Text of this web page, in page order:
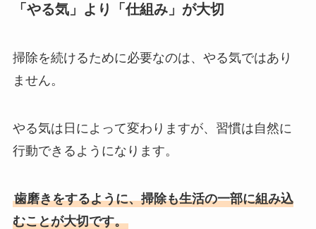
「やる気」より「仕組み」が大切
掃除を続けるために必要なのは、やる気ではあり
ません。
やる気は日によって変わりますが、習慣は自然に
行動できるようになります。
歯磨きをするように、掃除も生活の一部に組み込
むことが大切です。